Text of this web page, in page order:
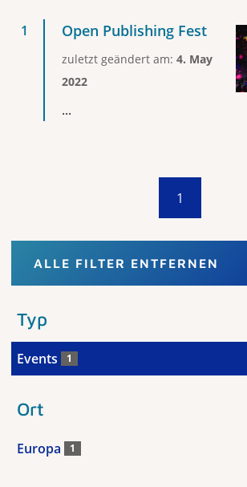
Open Publishing Fest
zuletzt geändert am: 4. May
2022
...
1
ALLE FILTER ENTFERNEN
Typ
Events 1
Ort
Europa 1